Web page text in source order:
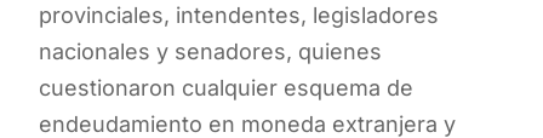
provinciales, intendentes, legisladores
nacionales y senadores, quienes
cuestionaron cualquier esquema de
endeudamiento en moneda extranjera y